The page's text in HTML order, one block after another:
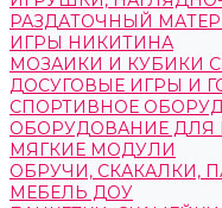
РАЗДАТОЧНЫЙ
ИГРЫ НИКИТИНА
МОЗАИКИ И КУБИКИ
ДОСУГОВЫЕ ИГРЫ И
СПОРТИВНОЕ
ОБОРУДОВАНИЕ ДЛЯ
МЯГКИЕ МОДУЛИ
ОБРУЧИ, СКАКАЛКИ,
МЕБЕЛЬ ДОУ